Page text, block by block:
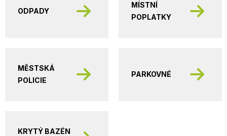
ODPADY
MÍSTNÍ
POPLATKY
MĚSTSKÁ
POLICIE
PARKOVNÉ
KRYTÝ BAZÉN